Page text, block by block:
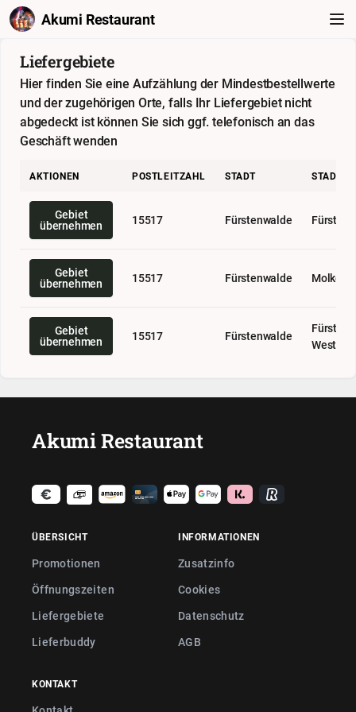
Akumi Restaurant
Liefergebiete
Hier finden Sie eine Aufzählung der Mindestbestellwerte
und der zugehörigen Orte, falls Ihr Liefergebiet nicht
abgedeckt ist können Sie sich ggf. telefonisch an das
Geschäft wenden
AKTIONEN POSTLEITZAHL STADT
Gebiet
übernehmen 15517 Fürstenwalde
Gebiet
übernehmen 15517 Fürstenwalde
Gebiet
übernehmen 15517 Fürstenwalde
West
Akumi Restaurant
ÜBERSICHT
Promotionen
Öffnungszeiten
Liefergebiete
Lieferbuddy
INFORMATIONEN
Zusatzinfo
Cookies
Datenschutz
AGB
KONTAKT